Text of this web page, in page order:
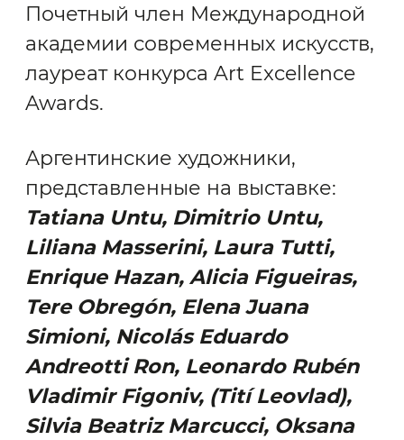
Почетный член Международной
академии современных искусств,
лауреат конкурса Art Excellence
Awards.
Аргентинские художники,
представленные на выставке:
Tatiana Untu, Dimitrio Untu,
Liliana Masserini, Laura Tutti,
Enrique Hazan, Alicia Figueiras,
Tere Obregón, Elena Juana
Simioni, Nicolás Eduardo
Andreotti Ron, Leonardo Rubén
Vladimir Figoniv, (Tití Leovlad),
Silvia Beatriz Marcucci, Oksana